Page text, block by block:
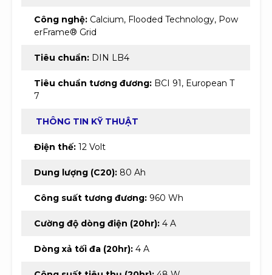
Công nghệ: Calcium, Flooded Technology, Pow
erFrame® Grid
Tiêu chuẩn: DIN LB4
Tiêu chuẩn tương đương: BCI 91, European T
7
THÔNG TIN KỸ THUẬT
Điện thế: 12 Volt
Dung lượng (C20): 80 Ah
Công suất tương đương: 960 Wh
Cường độ dòng điện (20hr): 4 A
Dòng xả tối đa (20hr): 4 A